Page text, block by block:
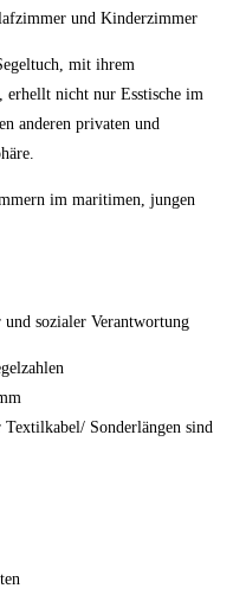
und Kinderzimmer
mit ihrem
erhellt nicht nur Esstische im
anderen privaten und
im maritimen, jungen
sozialer Verantwortung
Textilkabel/ Sonderlängen sind